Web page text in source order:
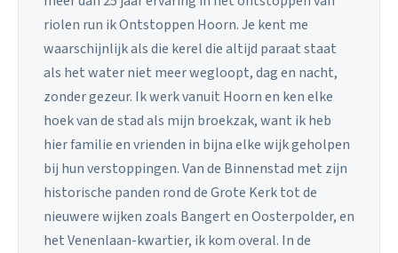
riolen run ik Ontstoppen Hoorn. Je kent me
waarschijnlijk als die kerel die altijd paraat staat
als het water niet meer wegloopt, dag en nacht,
zonder gezeur. Ik werk vanuit Hoorn en ken elke
hoek van de stad als mijn broekzak, want ik heb
hier familie en vrienden in bijna elke wijk geholpen
bij hun verstoppingen. Van de Binnenstad met zijn
historische panden rond de Grote Kerk tot de
nieuwere wijken zoals Bangert en Oosterpolder, en
het Venenlaan-kwartier, ik kom overal. In de